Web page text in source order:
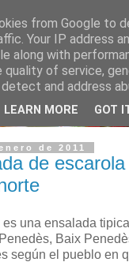
de 2011
de
una ensalada
Baix
según el pueblo en
from Google to
Your IP address
along with
of service,
and address
LEARN MORE GOT